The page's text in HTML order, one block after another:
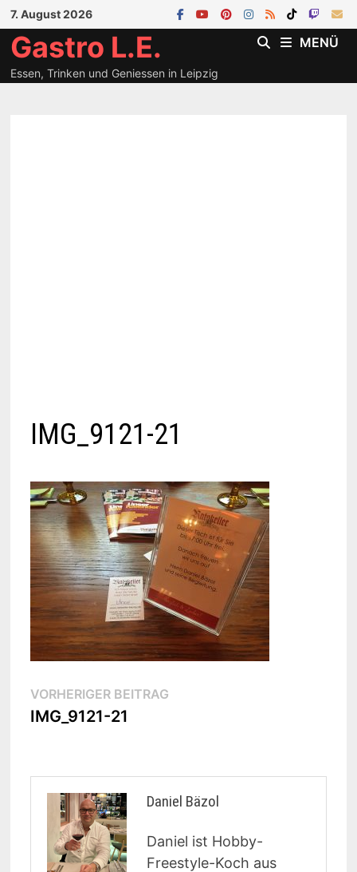
Zum
Inhalt
springen
7. August 2026
Gastro L.E.
Essen, Trinken und Geniessen in Leipzig
MENÜ
IMG_9121-21
Beitragsnavigation
VORHERIGER BEITRAGVorheriger
IMG_9121-21
Daniel Bäzol
Daniel ist Hobby-
Freestyle-Koch aus